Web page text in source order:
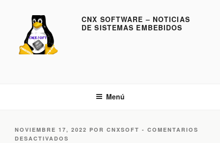
CNX SOFTWARE – NOTICIAS
DE SISTEMAS EMBEBIDOS
Menú
P
U
NOVIEMBRE 17, 2022 POR CNXSOFT - COMENTARIOS
DESACTIVADOS